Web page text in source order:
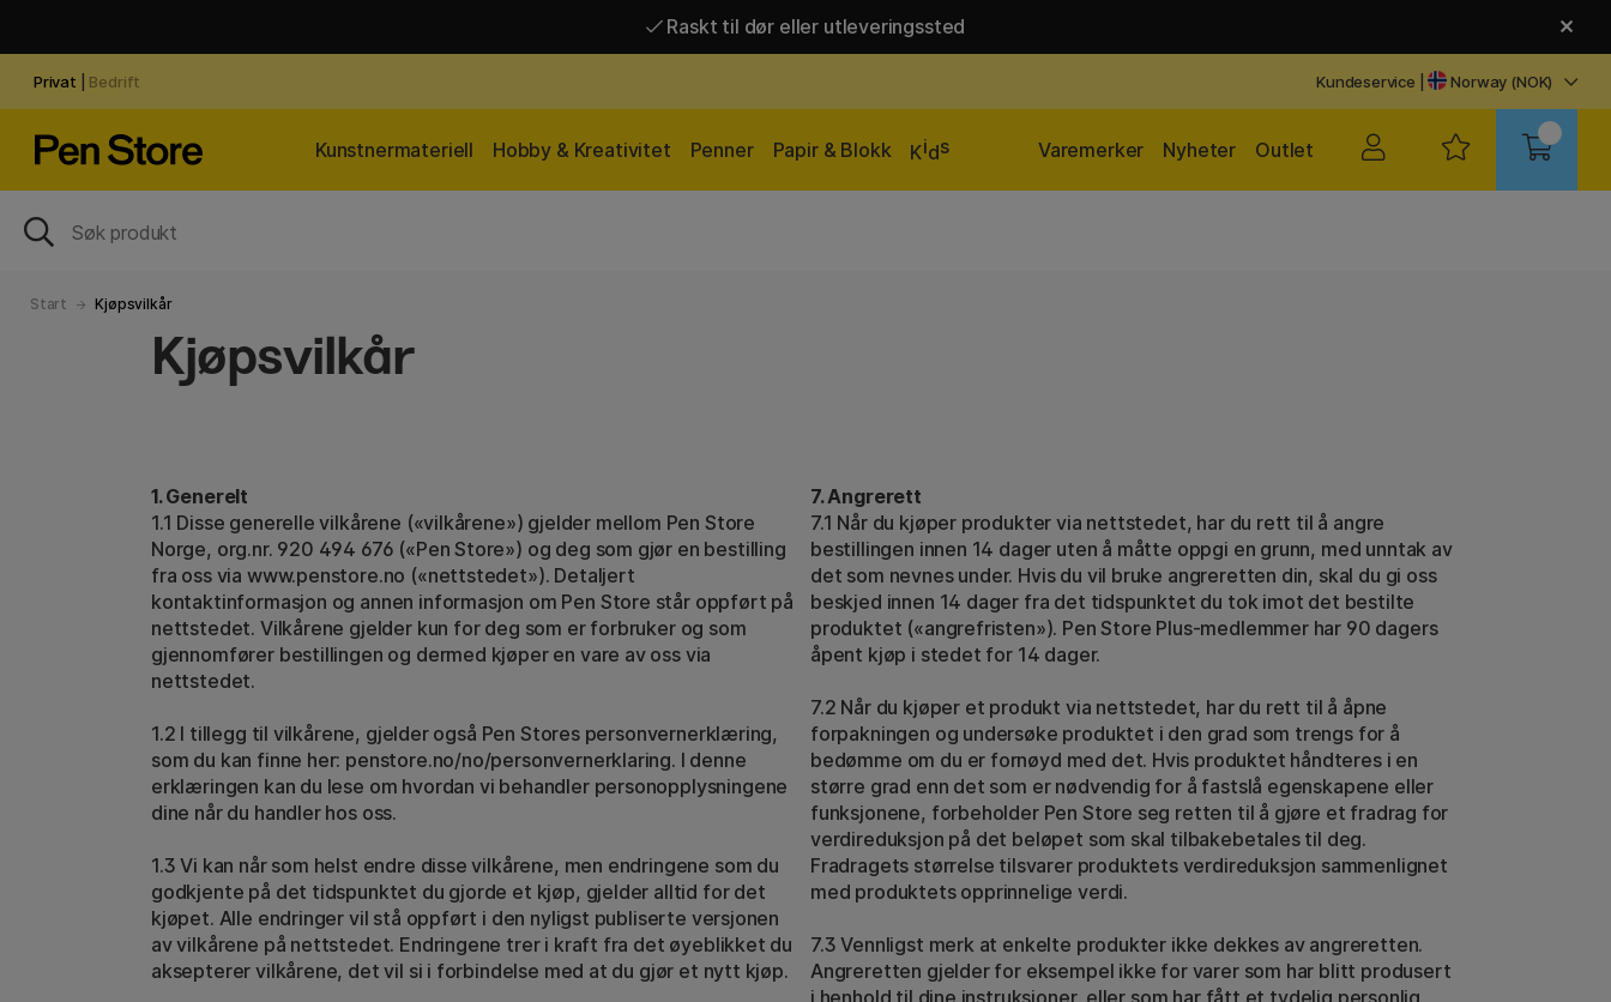
Raskt til dør eller utleveringssted
Privat Bedrift Kundeservice | Norway (NOK)
Kunstnermateriell Hobby & Kreativitet Penner Papir & Blokk Kids Outlet
Nyheter
Varemerker
Start Kjøpsvilkår
Kjøpsvilkår
1. Generelt
1.1 Disse generelle vilkårene («vilkårene») gjelder mellom Pen Store
Norge, org.nr. 920 494 676 («Pen Store») og deg som gjør en bestilling
fra oss via www.penstore.no («nettstedet»). Detaljert
kontaktinformasjon og annen informasjon om Pen Store står oppført på
nettstedet. Vilkårene gjelder kun for deg som er forbruker og som
gjennomfører bestillingen og dermed kjøper en vare av oss via
nettstedet.
1.2 I tillegg til vilkårene, gjelder også Pen Stores personvernerklæring,
som du kan finne her: penstore.no/no/personvernerklaring. I denne
erklæringen kan du lese om hvordan vi behandler personopplysningene
dine når du handler hos oss.
1.3 Vi kan når som helst endre disse vilkårene, men endringene som du
godkjente på det tidspunktet du gjorde et kjøp, gjelder alltid for det
kjøpet. Alle endringer vil stå oppført i den nyligst publiserte versjonen
av vilkårene på nettstedet. Endringene trer i kraft fra det øyeblikket du
aksepterer vilkårene, det vil si i forbindelse med at du gjør et nytt kjøp.
7. Angrerett
7.1 Når du kjøper produkter via nettstedet, har du rett til å angre
bestillingen innen 14 dager uten å måtte oppgi en grunn, med unntak av
det som nevnes under. Hvis du vil bruke angreretten din, skal du gi oss
beskjed innen 14 dager fra det tidspunktet du tok imot det bestilte
produktet («angrefristen»). Pen Store Plus-medlemmer har 90 dagers
åpent kjøp i stedet for 14 dager.
7.2 Når du kjøper et produkt via nettstedet, har du rett til å åpne
forpakningen og undersøke produktet i den grad som trengs for å
bedømme om du er fornøyd med det. Hvis produktet håndteres i en
større grad enn det som er nødvendig for å fastslå egenskapene eller
funksjonene, forbeholder Pen Store seg retten til å gjøre et fradrag for
verdireduksjon på det beløpet som skal tilbakebetales til deg.
Fradragets størrelse tilsvarer produktets verdireduksjon sammenlignet
med produktets opprinnelige verdi.
7.3 Vennligst merk at enkelte produkter ikke dekkes av angreretten.
Angreretten gjelder for eksempel ikke for varer som har blitt produsert